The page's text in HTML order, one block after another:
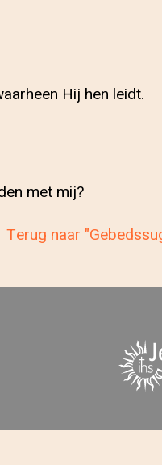
Hij hen leidt.
met mij?
Terug naar